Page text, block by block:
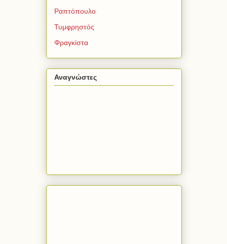
Ραπτόπουλο
Τυμφρηστός
Φραγκίστα
Αναγνώστες